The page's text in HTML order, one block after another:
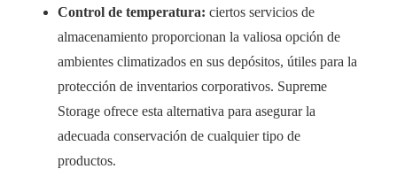
Control de temperatura: ciertos servicios de
almacenamiento proporcionan la valiosa opción de
ambientes climatizados en sus depósitos, útiles para la
protección de inventarios corporativos. Supreme
Storage ofrece esta alternativa para asegurar la
adecuada conservación de cualquier tipo de
productos.